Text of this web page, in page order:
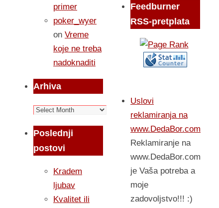
primer
poker_wyer
on Vreme
koje ne treba
nadoknaditi
Arhiva
Arhiva
Poslednji
postovi
Kradem
ljubav
Kvalitet ili
Feedburner
RSS-pretplata
Uslovi
reklamiranja na
www.DedaBor.com
Reklamiranje na
www.DedaBor.com
je Vaša potreba a
moje
zadovoljstvo!!! :)